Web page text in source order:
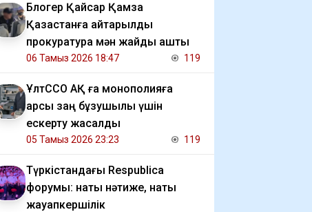
Блогер Қайсар Қамза
Қазақстанға қайтарылды
прокуратура мән жайды ашты
06 Тамыз 2026 18:47 119
ҰлтССО АҚ ға монополияға
қарсы заң бұзушылық үшін
ескерту жасалды
05 Тамыз 2026 23:23 119
Түркістандағы Respublica
форумы: нақты нәтиже, нақты
жауапкершілік